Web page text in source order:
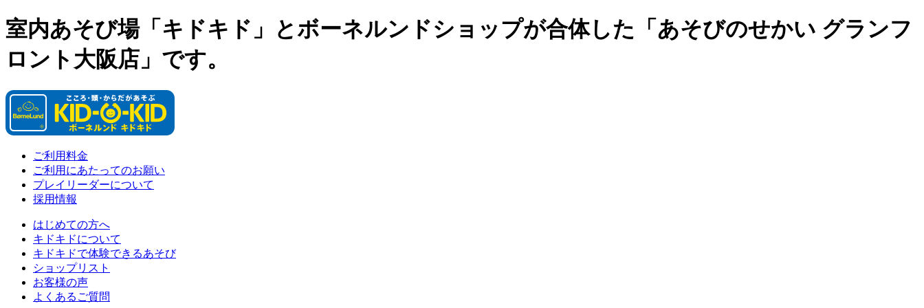
室内あそび場「キドキド」とボーネルンドショップが合体した「あそびのせかい グランフ
ロント大阪店」です。
ご利用料金
ご利用にあたってのお願い
プレイリーダーについて
採用情報
はじめての方へ
キドキドについて
キドキドで体験できるあそび
ショップリスト
お客様の声
よくあるご質問